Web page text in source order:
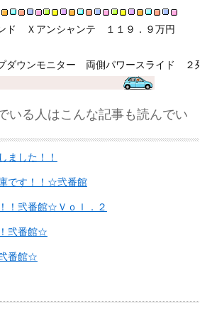
ド　Ｘアンシャンテ　１１９．９万円
ダウンモニター　両側パワースライド　２列
いる人はこんな記事も読んでい
ました！！
です！！☆弐番館
！弐番館☆Ｖｏｌ．２
弐番館☆
番館☆